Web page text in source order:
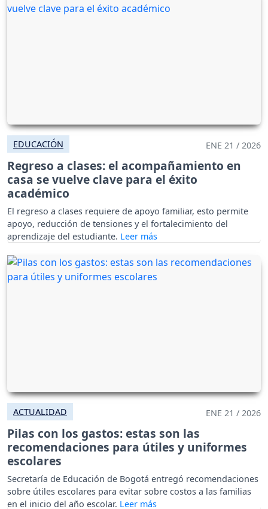
EDUCACIÓN ENE 21 / 2026
Regreso a clases: el acompañamiento en
casa se vuelve clave para el éxito
académico
El regreso a clases requiere de apoyo familiar, esto permite
apoyo, reducción de tensiones y el fortalecimiento del
aprendizaje del estudiante.
ACTUALIDAD ENE 21 / 2026
Pilas con los gastos: estas son las
recomendaciones para útiles y uniformes
escolares
Secretaría de Educación de Bogotá entregó recomendaciones
sobre útiles escolares para evitar sobre costos a las familias
en el inicio del año escolar.